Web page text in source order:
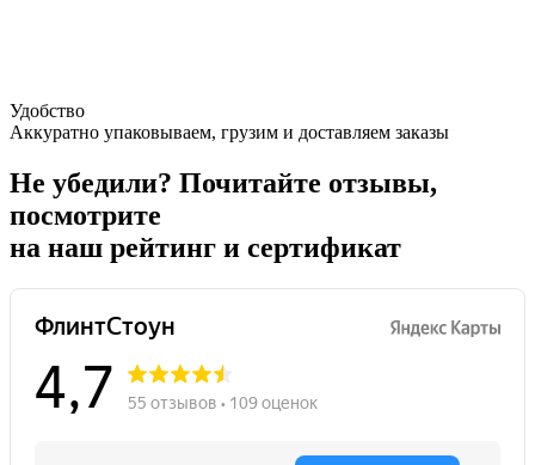
Удобство
Аккуратно упаковываем, грузим и доставляем заказы
Не убедили? Почитайте отзывы,
посмотрите
на наш рейтинг и сертификат